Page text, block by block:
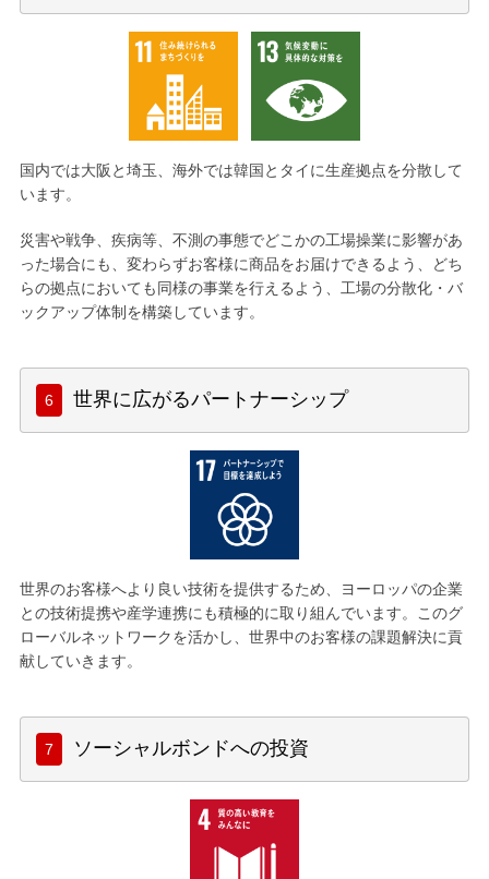
国内では大阪と埼玉、海外では韓国とタイに生産拠点を分散して
います。
災害や戦争、疾病等、不測の事態でどこかの工場操業に影響があ
った場合にも、変わらずお客様に商品をお届けできるよう、どち
らの拠点においても同様の事業を行えるよう、工場の分散化・バ
ックアップ体制を構築しています。
世界に広がるパートナーシップ
世界のお客様へより良い技術を提供するため、ヨーロッパの企業
との技術提携や産学連携にも積極的に取り組んでいます。このグ
ローバルネットワークを活かし、世界中のお客様の課題解決に貢
献していきます。
ソーシャルボンドへの投資